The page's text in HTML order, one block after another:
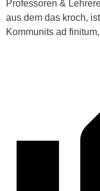
Professoren &
aus dem das kroch,
Kommunits ad